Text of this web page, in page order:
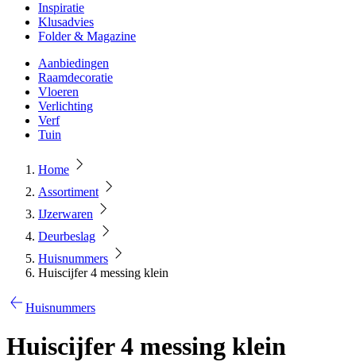
Inspiratie
Klusadvies
Folder & Magazine
Aanbiedingen
Raamdecoratie
Vloeren
Verlichting
Verf
Tuin
Home
Assortiment
IJzerwaren
Deurbeslag
Huisnummers
Huiscijfer 4 messing klein
Huisnummers
Huiscijfer 4 messing klein